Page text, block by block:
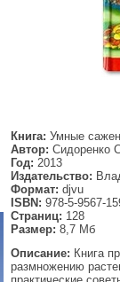
Книга: Умные
Автор: Сидоренко
Год: 2013
Издательство:
Формат: djvu
ISBN: 978-5-9567-
Страниц: 128
Размер: 8,7 Мб
Описание: Книга
размножению
▼
▼